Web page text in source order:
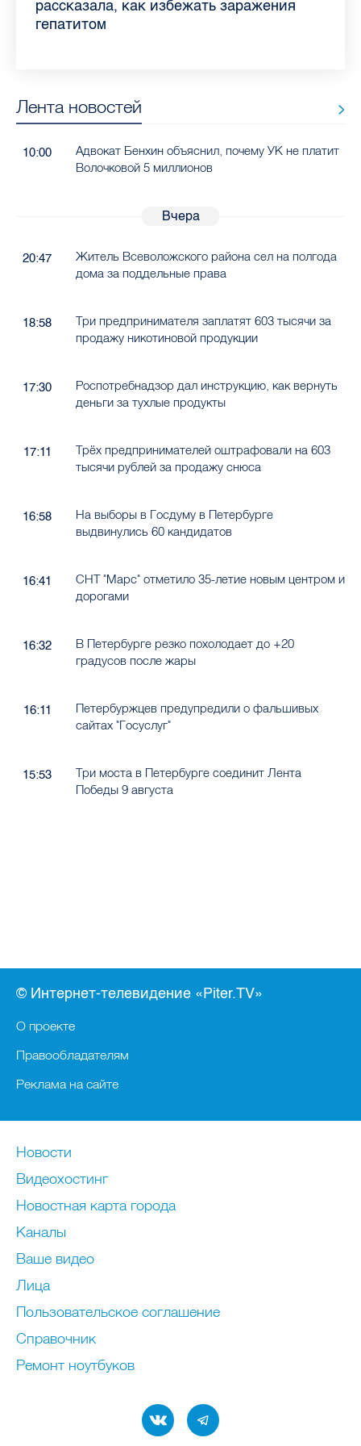
Ленобласти во II квартале 2026 года
рассказала, как избежать заражения
гепатитом
конкурс
работающих родителей
главные вопросы о заболевании
в жару
Лента новостей
10:00
Адвокат Бенхин объяснил, почему УК не платит
Волочковой 5 миллионов
Вчера
20:47
Житель Всеволожского района сел на полгода
дома за поддельные права
18:58
Три предпринимателя заплатят 603 тысячи за
продажу никотиновой продукции
17:30
Роспотребнадзор дал инструкцию, как вернуть
деньги за тухлые продукты
17:11
Трёх предпринимателей оштрафовали на 603
тысячи рублей за продажу снюса
16:58
На выборы в Госдуму в Петербурге
выдвинулись 60 кандидатов
16:41
СНТ "Марс" отметило 35-летие новым центром и
дорогами
16:32
В Петербурге резко похолодает до +20
градусов после жары
16:11
Петербуржцев предупредили о фальшивых
сайтах "Госуслуг"
15:53
Три моста в Петербурге соединит Лента
Победы 9 августа
© Интернет-телевидение «Piter.TV»
О проекте
Правообладателям
Реклама на сайте
Новости
Видеохостинг
Новостная карта города
Каналы
Ваше видео
Лица
Пользовательское соглашение
Справочник
Ремонт нoутбуков